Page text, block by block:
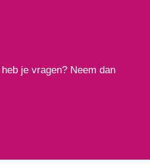
je vragen? Neem dan